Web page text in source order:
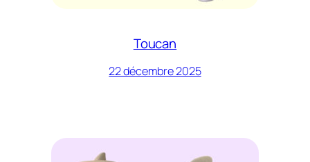
Toucan
22 décembre 2025